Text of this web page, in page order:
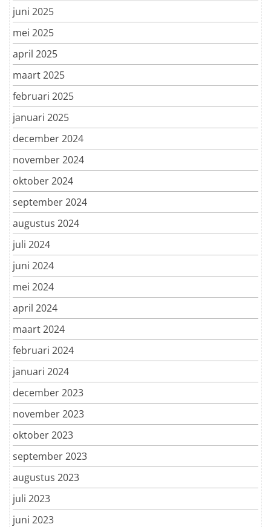
juni 2025
mei 2025
april 2025
maart 2025
februari 2025
januari 2025
december 2024
november 2024
oktober 2024
september 2024
augustus 2024
juli 2024
juni 2024
mei 2024
april 2024
maart 2024
februari 2024
januari 2024
december 2023
november 2023
oktober 2023
september 2023
augustus 2023
juli 2023
juni 2023